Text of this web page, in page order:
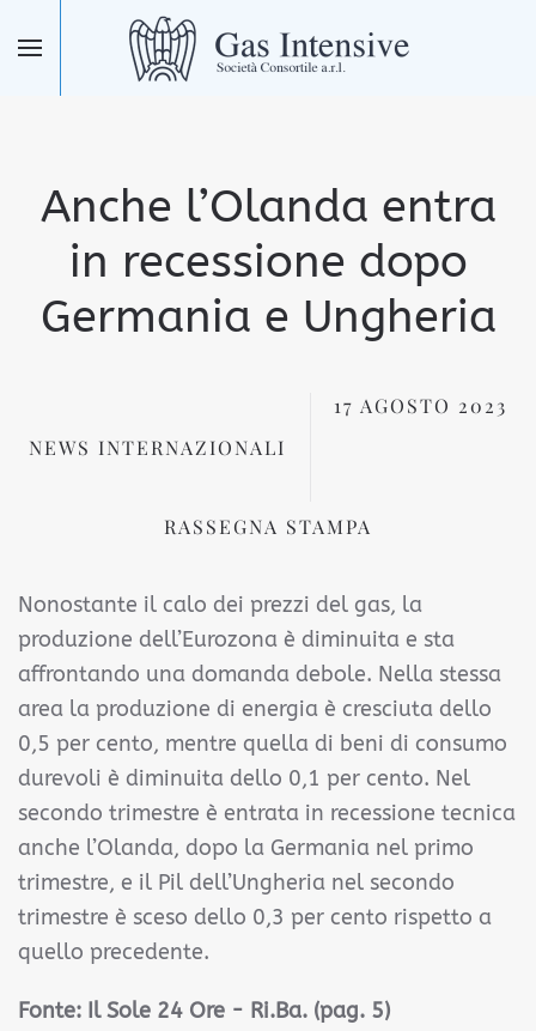
Skip to main content
Anche l’Olanda entra
in recessione dopo
Germania e Ungheria
NEWS INTERNAZIONALI
17 AGOSTO 2023
RASSEGNA STAMPA
Nonostante il calo dei prezzi del gas, la
produzione dell’Eurozona è diminuita e sta
affrontando una domanda debole. Nella stessa
area la produzione di energia è cresciuta dello
0,5 per cento, mentre quella di beni di consumo
durevoli è diminuita dello 0,1 per cento. Nel
secondo trimestre è entrata in recessione tecnica
anche l’Olanda, dopo la Germania nel primo
trimestre, e il Pil dell’Ungheria nel secondo
trimestre è sceso dello 0,3 per cento rispetto a
quello precedente.
Fonte: Il Sole 24 Ore - Ri.Ba. (pag. 5)